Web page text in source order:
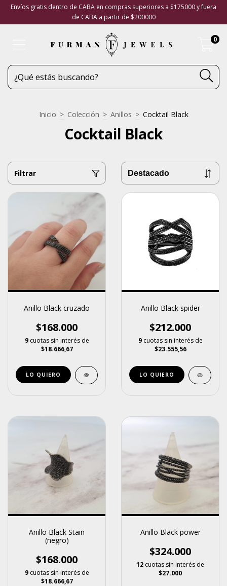
Envíos gratis dentro de CABA en compras superiores a $175000 y fuera
de CABA a partir de $200000
0
Inicio > Colección > Anillos > Cocktail Black
Cocktail Black
Filtrar
Anillo Black cruzado
$168.000
9 cuotas sin interés de
$18.666,67
LO QUIERO
Anillo Black spider
$212.000
9 cuotas sin interés de
$23.555,56
LO QUIERO
Anillo Black Stain
(negro)
$168.000
9 cuotas sin interés de
$18.666,67
Anillo Black power
$324.000
12 cuotas sin interés de
$27.000